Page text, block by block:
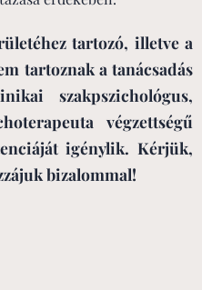
tartozó, illetve a
tartoznak a tanácsadás
szakpszichológus,
végzettségű
igénylik. Kérjük,
bizalommal!